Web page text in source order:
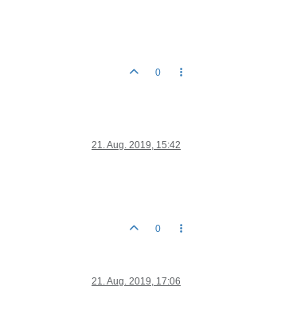
0
21. Aug. 2019, 15:42
0
21. Aug. 2019, 17:06